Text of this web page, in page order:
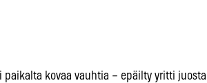
paikalta kovaa vauhtia – epäilty yritti juosta